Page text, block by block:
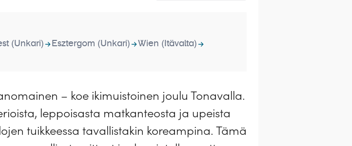
(Unkari) Esztergom (Unkari)
Wien (Itävalta)
– koe ikimuistoinen joulu Tonavalla.
leppoisasta matkanteosta ja upeista
tuikkeessa tavallistakin koreampina. Tämä